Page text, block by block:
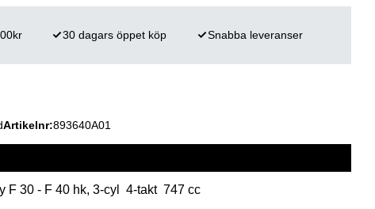
Artikelnr 893640A01
30 dagars öppet köp Snabba leveranser
F 30 - F 40 hk, 3-cyl 4-takt 747 cc